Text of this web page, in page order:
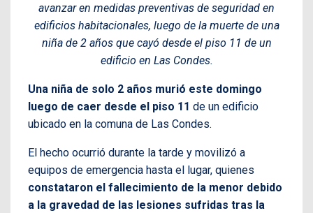
avanzar en medidas preventivas de seguridad en
edificios habitacionales, luego de la muerte de una
niña de 2 años que cayó desde el piso 11 de un
edificio en Las Condes.
Una niña de solo 2 años murió este domingo
luego de caer desde el piso 11 de un edificio
ubicado en la comuna de Las Condes.
El hecho ocurrió durante la tarde y movilizó a
equipos de emergencia hasta el lugar, quienes
constataron el fallecimiento de la menor debido
a la gravedad de las lesiones sufridas tras la